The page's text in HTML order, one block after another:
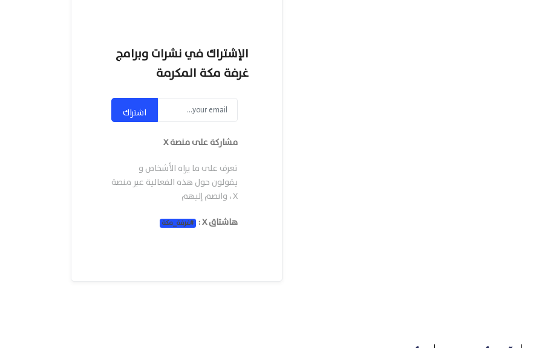
الإشتراك في نشرات وبرامج
غرفة مكة المكرمة
اشتراك
مشاركة على منصة X
تعرف على ما يراه الأشخاص و
يقولون حول هذه الفعالية عبر منصة
X ، وانضم إليهم
هاشتاق X :
#غرفة_مكة